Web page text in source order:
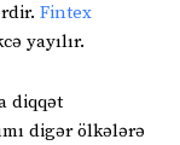
Fintex
yayılır.
diqqət
digər ölkələrə